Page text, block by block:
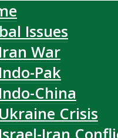
Issues
Iran War
Indo-Pak
Indo-China
Ukraine Crisis